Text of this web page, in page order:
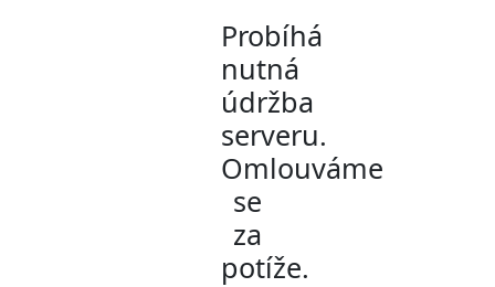
Probíhá
nutná
údržba
serveru.
Omlouváme
se
za
potíže.